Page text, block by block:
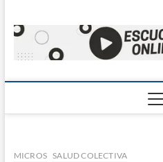
MICROS SALUD COLECTIVA